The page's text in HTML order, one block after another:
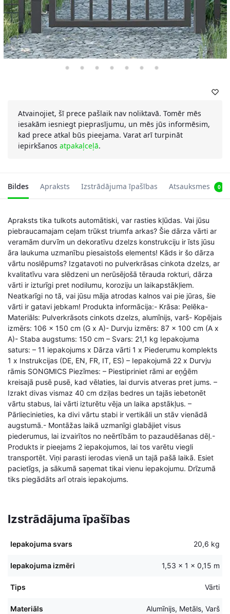
Atvainojiet, šī prece pašlaik nav noliktavā. Tomēr mēs
iesakām iesniegt pieprasījumu, un mēs jūs informēsim,
kad prece atkal būs pieejama. Varat arī turpināt
iepirkšanos atpakaļceļā.
Bildes Apraksts Izstrādājuma īpašības Atsauksmes 0
Apraksts tika tulkots automātiski, var rasties kļūdas. Vai jūsu
piebraucamajam ceļam trūkst triumfa arkas? Šie dārza vārti ar
veramām durvīm un dekoratīvu dzelzs konstrukciju ir īsts jūsu
āra laukuma uzmanību piesaistošs elements! Kāds ir šo dārza
vārtu noslēpums? Izgatavoti no pulverkrāsas cinkota dzelzs, ar
kvalitatīvu vara slēdzeni un nerūsējošā tērauda rokturi, dārza
vārti ir izturīgi pret nodilumu, koroziju un laikapstākļiem.
Neatkarīgi no tā, vai jūsu māja atrodas kalnos vai pie jūras, šie
vārti ir gatavi jebkam! Produkta informācija:- Krāsa: Pelēka-
Materiāls: Pulverkrāsots cinkots dzelzs, alumīnijs, varš- Kopējais
izmērs: 106 x 150 cm (G x A)- Durvju izmērs: 87 x 100 cm (A x
A)- Staba augstums: 150 cm – Svars: 21,1 kg Iepakojuma
saturs: – 11 iepakojums x Dārza vārti 1 x Piederumu komplekts
1 x Instrukcijas (DE, EN, FR, IT, ES) – Iepakojumā 22 x Durvju
rāmis SONGMICS Piezīmes: – Piestipriniet rāmi ar eņģēm
kreisajā pusē pusē, kad vēlaties, lai durvis atveras pret jums. –
Izrakt divas vismaz 40 cm dziļas bedres un tajās iebetonēt
vārtu stabus, lai vārti izturētu vēja un laika apstākļus. –
Pārliecinieties, ka divi vārtu stabi ir vertikāli un stāv vienādā
augstumā.- Montāžas laikā uzmanīgi glabājiet visus
piederumus, lai izvairītos no neērtībām to pazaudēšanas dēļ.-
Produkts ir pieejams 2 iepakojumos, lai tos varētu viegli
transportēt. Viņi parasti ierodas vienā un tajā pašā laikā. Esiet
pacietīgs, ja sākumā saņemat tikai vienu iepakojumu. Drīzumā
tiks piegādāts arī otrais iepakojums.
Izstrādājuma īpašības
Iepakojuma svars 20,6 kg
Iepakojuma izmēri 1,53 × 1 × 0,15 m
Tips Vārti
Materiāls Alumīnijs, Metāls, Varš